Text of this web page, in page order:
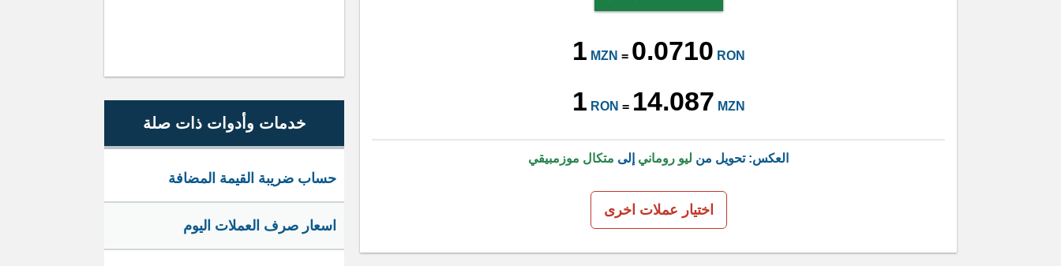
1 MZN = 0.0710 RON
1 RON = 14.087 MZN
العكس: تحويل من ليو روماني إلى متكال موزمبيقي
اختيار عملات اخرى
خدمات وأدوات ذات صلة
حساب ضريبة القيمة المضافة
اسعار صرف العملات اليوم